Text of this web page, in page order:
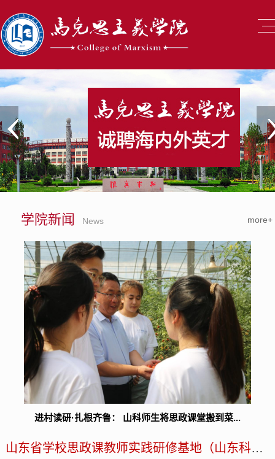
学院新闻 News more+
进村读研·扎根齐鲁： 山科师生将思政课堂搬到菜...
山东省学校思政课教师实践研修基地（山东科技大...